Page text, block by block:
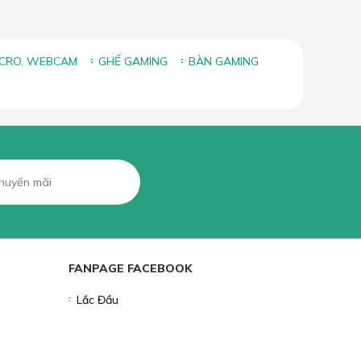
WEBCAM GHẾ GAMING
BÀN GAMING
FANPAGE FACEBOOK
Lắc Đầu